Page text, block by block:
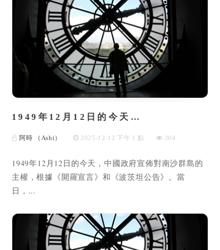
1949年12月12日的今天…
阿時 （Ashi） 2025-12-12 下午 1 點 204
1949年12月12日的今天，中國政府宣佈對南沙群島的
主權，根據《開羅宣言》和《波茨坦公告》。當
日，...